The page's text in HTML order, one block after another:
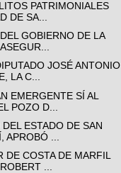
PATRIMONIALES
DE SA...
GOBIERNO DE LA
JOSÉ ANTONIO
LA C...
EMERGENTE SÍ AL
POZO D...
ESTADO DE SAN
APROBÓ ...
DE COSTA DE MARFIL
...